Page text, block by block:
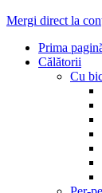
Mergi direct la
Prima
Călătorii
Cu